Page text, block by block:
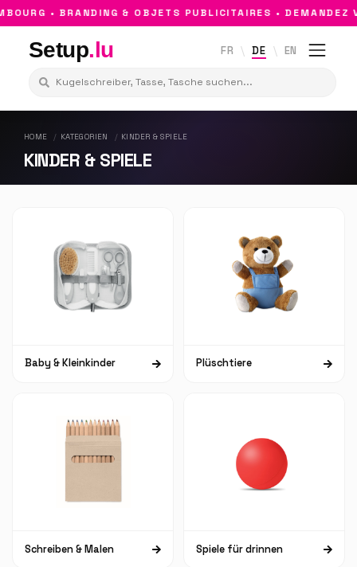
• BRANDING & OBJETS PUBLICITAIRES • DEMANDEZ
Setup.lu FR DE EN
HOME KATEGORIEN KINDER & SPIELE
KINDER & SPIELE
Baby & Kleinkinder Plüschtiere
Schreiben & Malen Spiele für drinnen